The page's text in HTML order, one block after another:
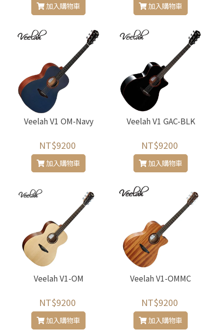
加入購物車 加入購物車
Veelah V1 OM-Navy
NT$9200
加入購物車
Veelah V1 GAC-BLK
NT$9200
加入購物車
Veelah V1-OM
NT$9200
加入購物車
Veelah V1-OMMC
NT$9200
加入購物車